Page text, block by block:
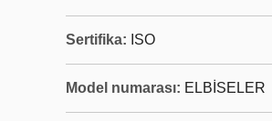
Sertifika: ISO
Model numarası: ELBİSELER